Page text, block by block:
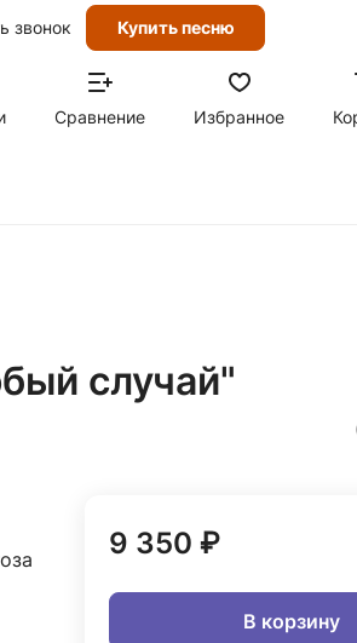
звонок Купить песню
Сравнение Избранное
случай"
9 350 ₽
В корзину